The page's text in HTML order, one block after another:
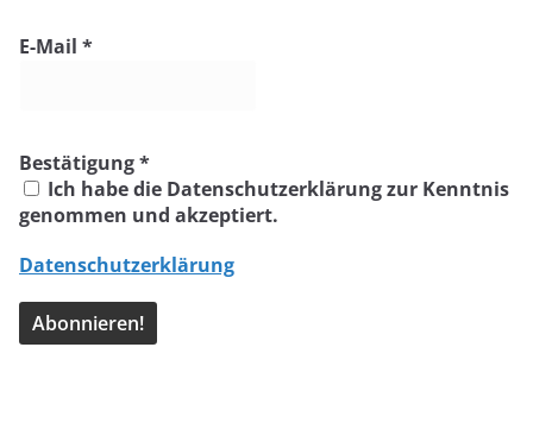
E-Mail *
Bestätigung*
Ich habe die Datenschutzerklärung zur Kenntnis
genommen und akzeptiert.
Datenschutzerklärung